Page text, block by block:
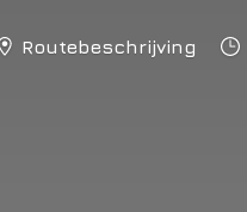
Routebeschrijving